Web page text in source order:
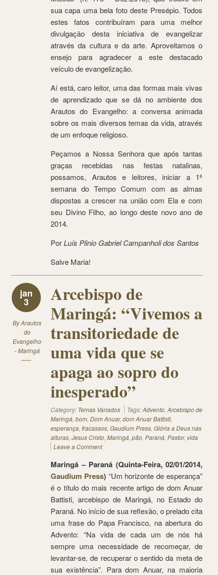
sua capa uma bela foto deste Presépio. Todos
estes fatos contribuíram para uma melhor
divulgação desta iniciativa de evangelizar
através da cultura e da arte. Aproveitamos o
ensejo para agradecer a este destacado
veículo de evangelização.
Aí está, caro leitor, uma das formas mais vivas
de aprendizado que se dá no ambiente dos
Arautos do Evangelho: a conversa animada
sobre os mais diversos temas da vida, através
de um enfoque religioso.
Peçamos a Nossa Senhora que após tantas
graças recebidas nas festas natalinas,
possamos, Arautos e leitores, iniciar a 1ª
semana do Tempo Comum com as almas
dispostas a crescer na união com Ela e com
seu Divino Filho, ao longo deste novo ano de
2014.
PorLuís Plinio Gabriel Campanholi dos Santos
Salve Maria!
jan
3
ByArautos
do
Evangelho
- Maringá
Arcebispo de
Maringá: “Vivemos a
transitoriedade de
uma vida que se
apaga ao sopro do
inesperado”
Category: Temas Variados Tags:Advento, Arcebispo de
Maringá, bom, Dom Anuar, dom Anuar Battisti,
esperança, fracassos, Gaudium Press, Glória a Deus nas
alturas, Jesus Cristo, Maringá, pão, Paraná, Pastor, vida
Leave a Comment
Maringá – Paraná (Quinta-Feira, 02/01/2014,
Gaudium Press) “Um horizonte de esperança”
é o título do mais recente artigo de dom Anuar
Battisti, arcebispo de Maringá, no Estado do
Paraná. No início de sua reflexão, o prelado cita
uma frase do Papa Francisco, na abertura do
Advento: “Na vida de cada um de nós há
sempre uma necessidade de recomeçar, de
levantar-se, de recuperar o sentido da meta de
sua existência”. Para dom Anuar, na maioria